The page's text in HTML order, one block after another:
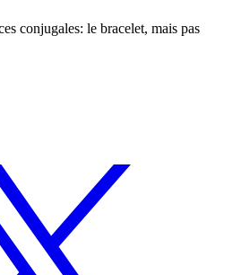
conjugales: le bracelet, mais pas